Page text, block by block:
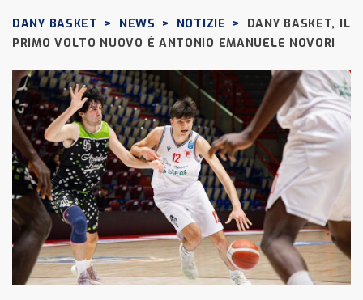
DANY BASKET > NEWS > NOTIZIE >
DANY BASKET, IL
PRIMO VOLTO NUOVO È ANTONIO EMANUELE NOVORI